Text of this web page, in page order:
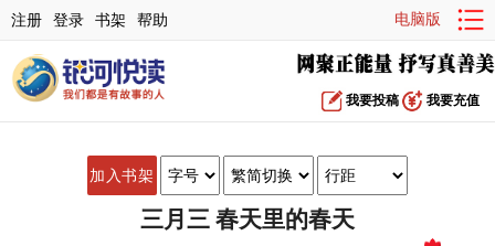
注册 登录 书架 帮助 电脑版
我要投稿 我要充值
加入书架
三月三 春天里的春天